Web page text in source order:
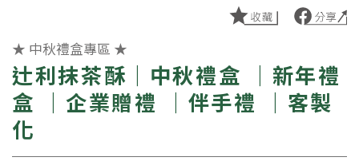
★ 中秋禮盒專區 ★
辻利抹茶酥｜中秋禮盒 ｜新年禮
盒 ｜企業贈禮 ｜伴手禮 ｜客製
化